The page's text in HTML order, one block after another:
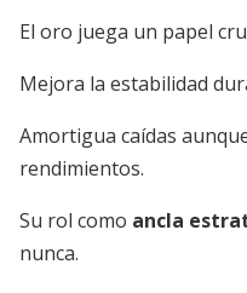
El oro juega un papel
Mejora la estabilidad
Amortigua caídas
rendimientos.
Su rol como ancla
nunca.